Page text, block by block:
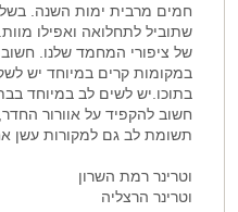
חמים מרבית ימות השנה. בשל
שתוביל לתחלואה ואפילו
של ציפורי המחמד שלנו. חשוב
במקומות קרים במיוחד יש
בתוכו.יש לשים לב במיוחד
חשוב להקפיד על אוורור
תשומת לב גם למקורות עשן
וטרינר רמת השרון
וטרינר הרצליה